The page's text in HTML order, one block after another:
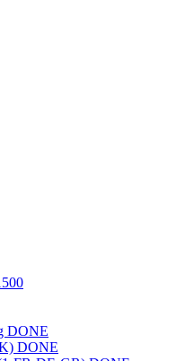
DONE
DONE